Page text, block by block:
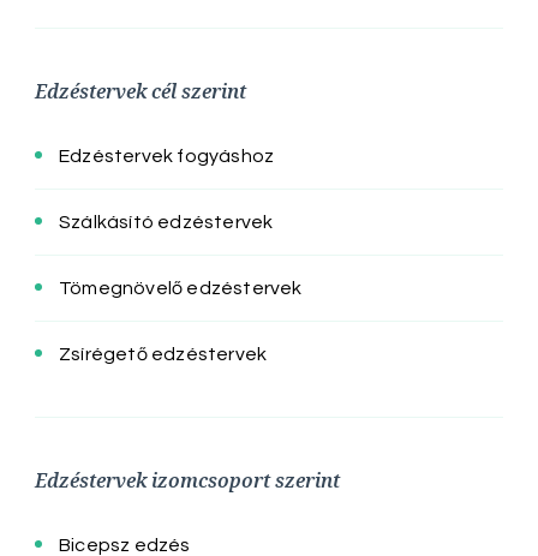
Edzéstervek cél szerint
Edzéstervek fogyáshoz
Szálkásító edzéstervek
Tömegnövelő edzéstervek
Zsírégető edzéstervek
Edzéstervek izomcsoport szerint
Bicepsz edzés